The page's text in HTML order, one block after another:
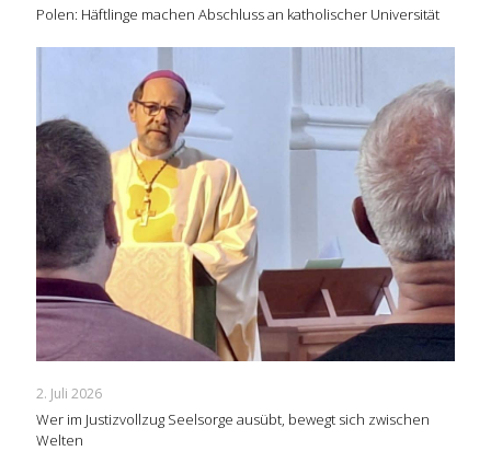
Polen: Häftlinge machen Abschluss an katholischer Universität
2. Juli 2026
Wer im Justizvollzug Seelsorge ausübt, bewegt sich zwischen
Welten